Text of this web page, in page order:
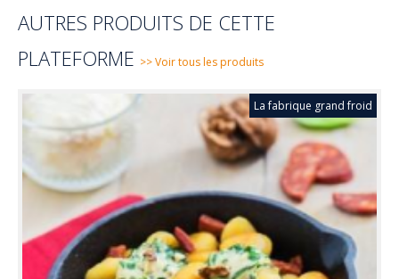
AUTRES PRODUITS DE CETTE
PLATEFORME >> Voir tous les produits
La fabrique grand froid